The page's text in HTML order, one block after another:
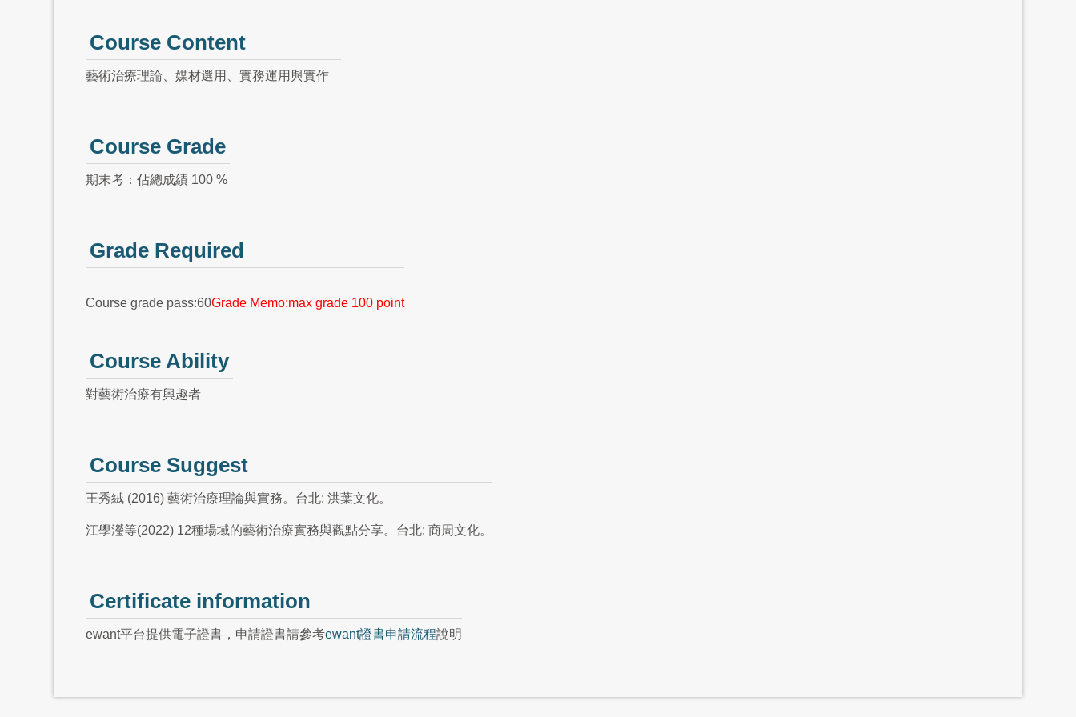
Course Content
藝術治療理論、媒材選用、實務運用與實作
Course Grade
期末考：佔總成績 100 %
Grade Required
Course grade pass:60Grade Memo:max grade 100 point
Course Ability
對藝術治療有興趣者
Course Suggest
王秀絨 (2016) 藝術治療理論與實務。台北: 洪葉文化。
江學瀅等(2022) 12種場域的藝術治療實務與觀點分享。台北: 商周文化。
Certificate information
ewant平台提供電子證書，申請證書請參考ewant證書申請流程說明